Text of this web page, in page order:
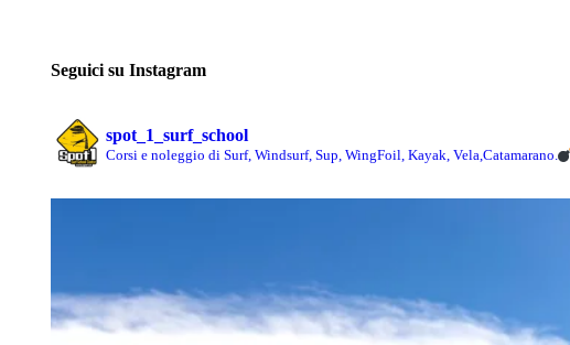
Seguici su Instagram
spot_1_surf_school
Corsi e noleggio di Surf, Windsurf, Sup, WingFoil, Kayak, Vela,Catamarano.